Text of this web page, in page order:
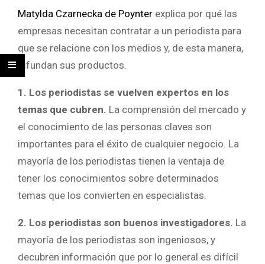
Matylda Czarnecka de Poynter explica por qué las
empresas necesitan contratar a un periodista para
que se relacione con los medios y, de esta manera,
difundan sus productos.
1. Los periodistas se vuelven expertos en los
temas que cubren. La comprensión del mercado y
el conocimiento de las personas claves son
importantes para el éxito de cualquier negocio. La
mayoría de los periodistas tienen la ventaja de
tener los conocimientos sobre determinados
temas que los convierten en especialistas.
2. Los periodistas son buenos investigadores. La
mayoría de los periodistas son ingeniosos, y
decubren información que por lo general es difícil